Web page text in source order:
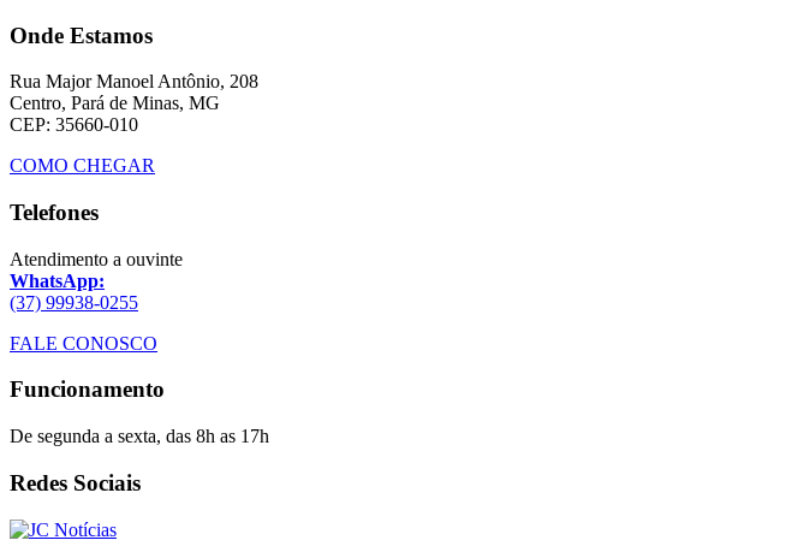
Onde Estamos
Rua Major Manoel Antônio, 208
Centro, Pará de Minas, MG
CEP: 35660-010
COMO CHEGAR
Telefones
Atendimento a ouvinte
WhatsApp:
(37) 99938-0255
FALE CONOSCO
Funcionamento
De segunda a sexta, das 8h as 17h
Redes Sociais